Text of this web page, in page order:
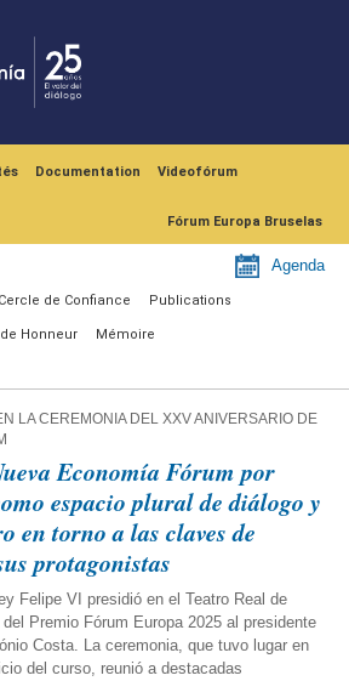
Documentation Videofórum
Fórum Europa Bruselas
Agenda
Cercle de Confiance Publications
Honneur Mémoire
LA CEREMONIA DEL XXV ANIVERSARIO DE
Economía Fórum por
espacio plural de diálogo y
en torno a las claves de
protagonistas
Felipe VI presidió en el Teatro Real de
Premio Fórum Europa 2025 al presidente
Costa. La ceremonia, que tuvo lugar en
del curso, reunió a destacadas